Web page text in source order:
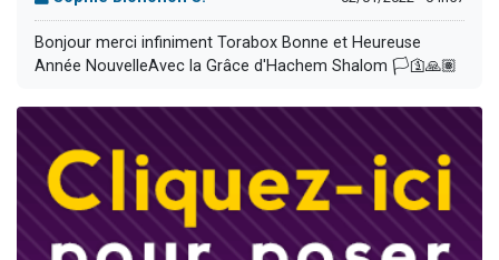
Bonjour merci infiniment Torabox Bonne et Heureuse
Année NouvelleAvec la Grâce d'Hachem Shalom 🏳🛐🙏🏽